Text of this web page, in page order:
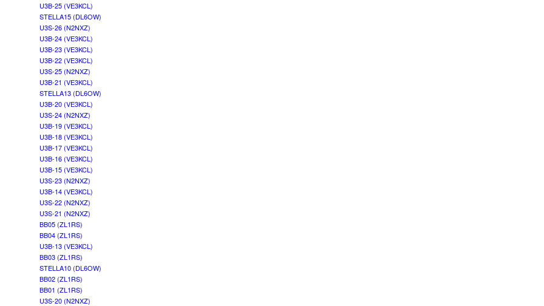
U3B-25 (VE3KCL)
STELLA15 (DL6OW)
U3S-26 (N2NXZ)
U3B-24 (VE3KCL)
U3B-23 (VE3KCL)
U3B-22 (VE3KCL)
U3S-25 (N2NXZ)
U3B-21 (VE3KCL)
STELLA13 (DL6OW)
U3B-20 (VE3KCL)
U3S-24 (N2NXZ)
U3B-19 (VE3KCL)
U3B-18 (VE3KCL)
U3B-17 (VE3KCL)
U3B-16 (VE3KCL)
U3B-15 (VE3KCL)
U3S-23 (N2NXZ)
U3B-14 (VE3KCL)
U3S-22 (N2NXZ)
U3S-21 (N2NXZ)
BB05 (ZL1RS)
BB04 (ZL1RS)
U3B-13 (VE3KCL)
BB03 (ZL1RS)
STELLA10 (DL6OW)
BB02 (ZL1RS)
BB01 (ZL1RS)
U3S-20 (N2NXZ)